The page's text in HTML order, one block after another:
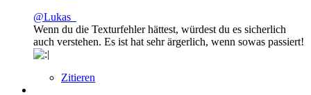
@Lukas_
Wenn du die Texturfehler hättest, würdest du es sicherlich
auch verstehen. Es ist hat sehr ärgerlich, wenn sowas passiert!
Zitieren